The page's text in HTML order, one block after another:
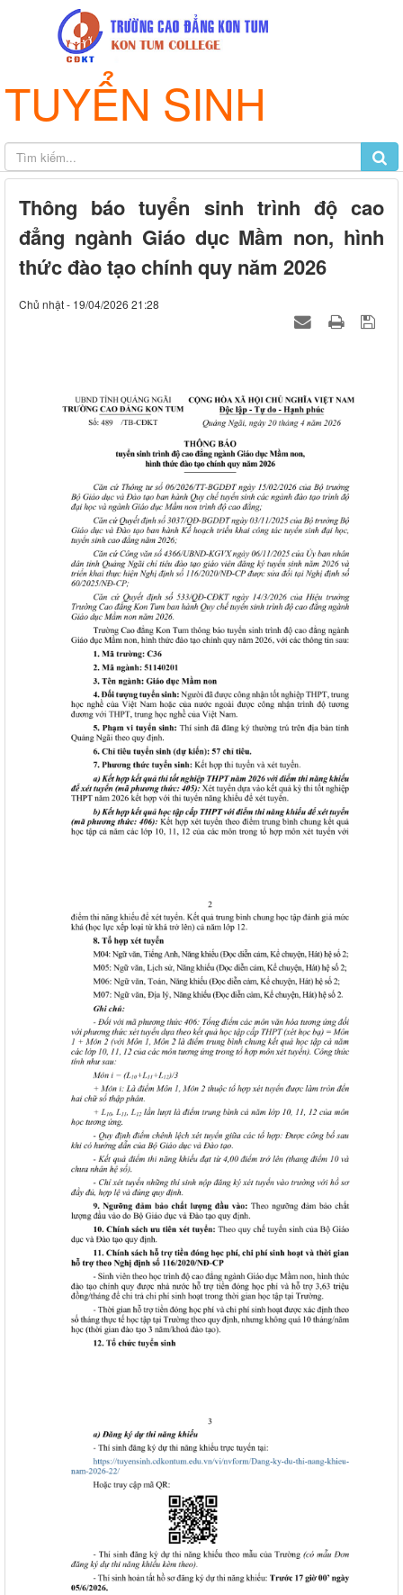
TUYỂN SINH
Thông báo tuyển sinh trình độ cao
đẳng ngành Giáo dục Mầm non, hình
thức đào tạo chính quy năm 2026
Chủ nhật - 19/04/2026 21:28